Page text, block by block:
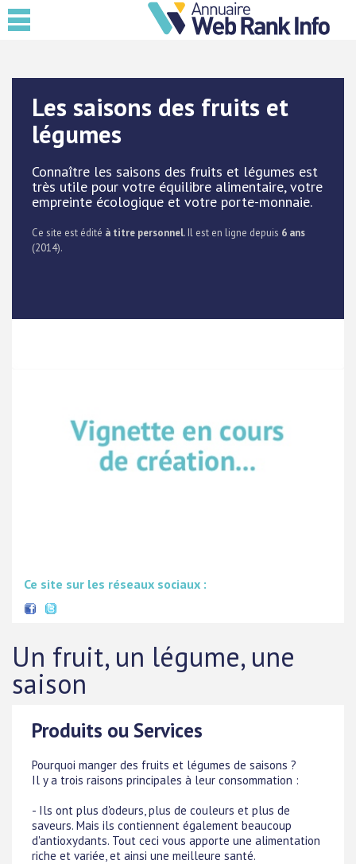
Les saisons des fruits et
légumes
Connaître les saisons des fruits et légumes est
très utile pour votre équilibre alimentaire, votre
empreinte écologique et votre porte-monnaie.
Ce site est édité à titre personnel. Il est en ligne depuis 6 ans
(2014).
Ce site sur les réseaux sociaux :
Un fruit, un légume, une
saison
Produits ou Services
Pourquoi manger des fruits et légumes de saisons ?
Il y a trois raisons principales à leur consommation :
- Ils ont plus d'odeurs, plus de couleurs et plus de
saveurs. Mais ils contiennent également beaucoup
d'antioxydants. Tout ceci vous apporte une alimentation
riche et variée, et ainsi une meilleure santé.